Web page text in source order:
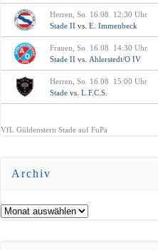
Herren, So. 16.08. 12:30 Uhr
Stade II vs. E. Immenbeck
Frauen, So. 16.08. 14:30 Uhr
Stade II vs. Ahlerstedt/O IV
Herren, So. 16.08. 15:00 Uhr
Stade vs. L.F.C.S.
VfL Güldenstern Stade auf FuPa
Archiv
Archiv